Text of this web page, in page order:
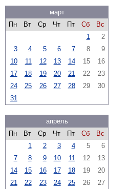
март
Пн
Вт Ср Чт Пт Сб
Вс
1
2
3
4 5 6 7 8
9
10
11 12 13 14 15
16
17
18 19 20 21 22
23
24
25 26 27 28 29
30
31
апрель
Пн
Вт Ср Чт Пт Сб
Вс
1
2 3 4 5
6
7
8 9 10 11 12
13
14
15 16 17 18 19
20
21
22 23 24 25 26
27